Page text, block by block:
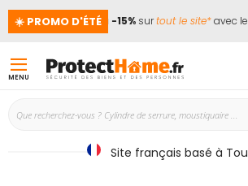
☀️ PROMO D'ÉTÉ
📢Jusqu'à -15%sur tout le site*avec le
MENU
Site français basé à